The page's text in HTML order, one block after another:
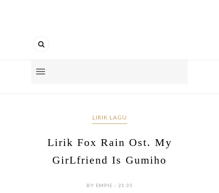
LIRIK LAGU
Lirik Fox Rain Ost. My
GirLfriend Is Gumiho
BY EMPIE - 21:35